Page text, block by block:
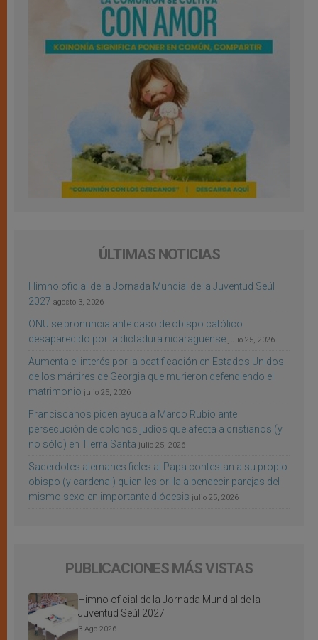
ÚLTIMAS NOTICIAS
Himno oficial de la Jornada Mundial de la Juventud Seúl
2027 agosto 3, 2026
ONU se pronuncia ante caso de obispo católico
desaparecido por la dictadura nicaragüense julio 25, 2026
Aumenta el interés por la beatificación en Estados Unidos
de los mártires de Georgia que murieron defendiendo el
matrimonio julio 25, 2026
Franciscanos piden ayuda a Marco Rubio ante
persecución de colonos judíos que afecta a cristianos (y
no sólo) en Tierra Santa julio 25, 2026
Sacerdotes alemanes fieles al Papa contestan a su propio
obispo (y cardenal) quien les orilla a bendecir parejas del
mismo sexo en importante diócesis julio 25, 2026
PUBLICACIONES MÁS VISTAS
Himno oficial de la Jornada Mundial de la
Juventud Seúl 2027
3 Ago 2026